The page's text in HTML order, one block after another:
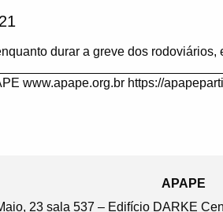
durar a greve dos
www.apape.org.br https://
APAPE
23 sala 537 – Edifício DARKE